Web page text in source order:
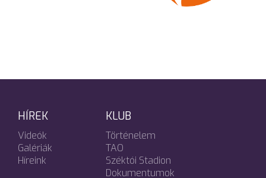
HÍREK
Videók
Galériák
Híreink
KLUB
Történelem
TAO
Széktói Stadion
Dokumentumok